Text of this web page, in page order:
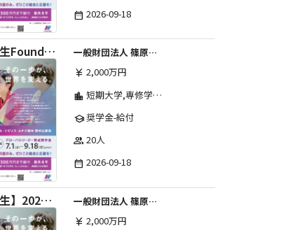
date_range 2026-09-18
【高校生Foundation Course 】2026年度 しのはら財団 アメリカ・イギリス・カナダ英語留学奨学金
一般財団法人 篠原欣子記念財団 (海外留学奨学金グループ)
currency_yen 2,000万円
location_city 短期大学,専修学校,高等専門学校,その他,高等学校,大学院,大学
school奨学金-給付
group 20人
date_range 2026-09-18
【大学生】2026年度 しのはら財団 アメリカ・イギリス・カナダ英語留学奨学金
一般財団法人 篠原欣子記念財団 (海外留学奨学金グループ)
currency_yen 2,000万円